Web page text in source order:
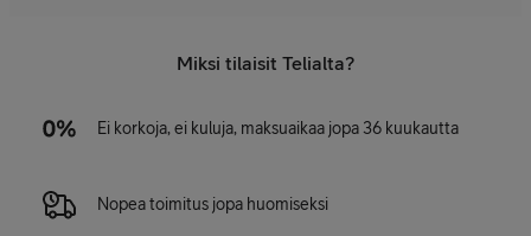
Miksi tilaisit Telialta?
Ei korkoja, ei kuluja, maksuaikaa jopa 36 kuukautta
Nopea toimitus jopa huomiseksi